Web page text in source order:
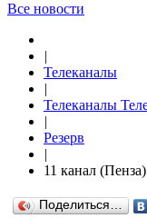
Все новости
|
Телеканалы
|
Телеканалы
|
Резерв
|
11 канал (Пенза)
Поделиться…